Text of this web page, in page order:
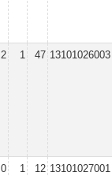
2 1 47 13101026003
0 1 12 13101027001